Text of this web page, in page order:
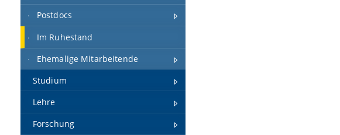
Postdocs
Im Ruhestand
Ehemalige Mitarbeitende
Studium
Lehre
Forschung